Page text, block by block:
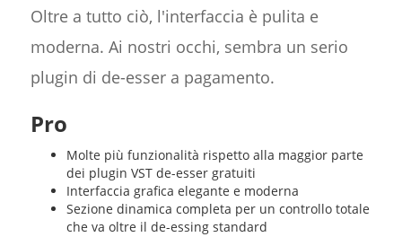
Oltre a tutto ciò, l'interfaccia è pulita e
moderna. Ai nostri occhi, sembra un serio
plugin di de-esser a pagamento.
Pro
Molte più funzionalità rispetto alla maggior parte
dei plugin VST de-esser gratuiti
Interfaccia grafica elegante e moderna
Sezione dinamica completa per un controllo totale
che va oltre il de-essing standard